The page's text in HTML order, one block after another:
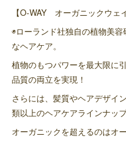
【O-WAY オーガニックウェ
◉ローランド社独自の植物美
なヘアケア。
植物のもつパワーを最大限に
品質の両立を実現！
さらには、髪質やヘアデザイ
類以上のヘアケアラインナップ
オーガニックを超えるのはオ